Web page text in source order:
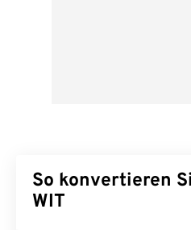
So konvertieren
WIT